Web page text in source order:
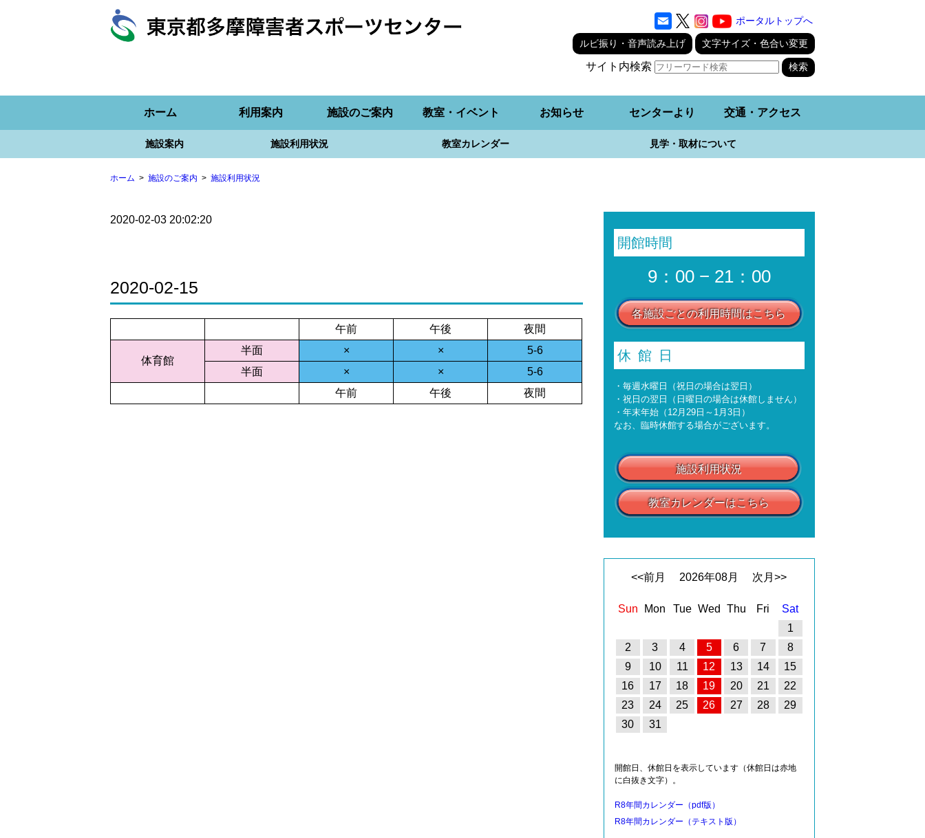
ポータルトップへ
ルビ振り・音声読み上げ 文字サイズ・色合い変更
サイト内検索
ホーム 利用案内 施設のご案内 教室・イベント お知らせ センターより 交通・アクセス
施設案内 施設利用状況 教室カレンダー 見学・取材について
ホーム 施設のご案内 施設利用状況
2020-02-03 20:02:20
2020-02-15
午前 午後 夜間
体育館
半面 × ×
5-6
半面
× ×
5-6
午前
午後 夜間
開館時間
9：00 − 21：00
各施設ごとの利用時間はこちら
休館日
・毎週水曜日（祝日の場合は翌日）
・祝日の翌日（日曜日の場合は休館しません）
・年末年始（12月29日～1月3日）
なお、臨時休館する場合がございます。
施設利用状況
教室カレンダーはこちら
<<前月 2026年08月 次月>>
Sun Mon Tue Wed Thu Fri
Sat
1
2
3 4 5 6 7
8
9
10 11 12 13 14
15
16
17 18 19 20 21
22
23
24 25 26 27 28
29
30
31
開館日、休館日を表示しています（休館日は赤地
に白抜き文字）。
R8年間カレンダー（pdf版）
R8年間カレンダー（テキスト版）